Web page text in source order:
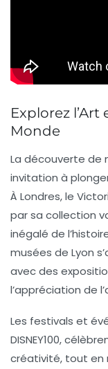
Explorez l’Art
Monde
La découverte de
invitation à
À Londres, le
par sa collection
inégalé de
musées de Lyon
avec des
l’appréciation de
Les festivals et
DISNEY100,
créativité, tout en